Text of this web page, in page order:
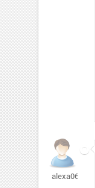
alexa0697791